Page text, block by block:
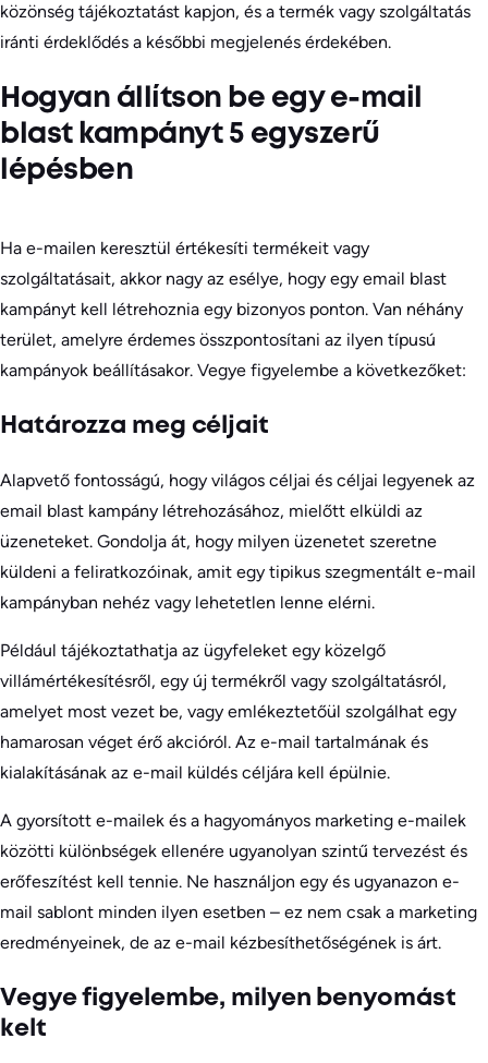
közönség tájékoztatást kapjon, és a termék vagy szolgáltatás
iránti érdeklődés a későbbi megjelenés érdekében.
Hogyan állítson be egy e-mail
blast kampányt 5 egyszerű
lépésben
Ha e-mailen keresztül értékesíti termékeit vagy
szolgáltatásait, akkor nagy az esélye, hogy egy email blast
kampányt kell létrehoznia egy bizonyos ponton. Van néhány
terület, amelyre érdemes összpontosítani az ilyen típusú
kampányok beállításakor. Vegye figyelembe a következőket:
Határozza meg céljait
Alapvető fontosságú, hogy világos céljai és céljai legyenek az
email blast kampány létrehozásához, mielőtt elküldi az
üzeneteket. Gondolja át, hogy milyen üzenetet szeretne
küldeni a feliratkozóinak, amit egy tipikus szegmentált e-mail
kampányban nehéz vagy lehetetlen lenne elérni.
Például tájékoztathatja az ügyfeleket egy közelgő
villámértékesítésről, egy új termékről vagy szolgáltatásról,
amelyet most vezet be, vagy emlékeztetőül szolgálhat egy
hamarosan véget érő akcióról. Az e-mail tartalmának és
kialakításának az e-mail küldés céljára kell épülnie.
A gyorsított e-mailek és a hagyományos marketing e-mailek
közötti különbségek ellenére ugyanolyan szintű tervezést és
erőfeszítést kell tennie. Ne használjon egy és ugyanazon e-
mail sablont minden ilyen esetben – ez nem csak a marketing
eredményeinek, de az e-mail kézbesíthetőségének is árt.
Vegye figyelembe, milyen benyomást
kelt